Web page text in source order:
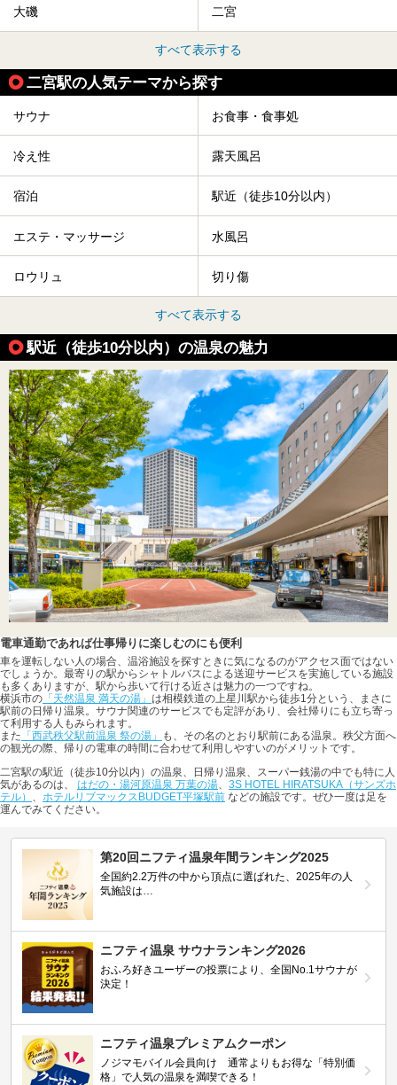
大磯 二宮
すべて表示する
二宮駅の人気テーマから探す
サウナ お食事・食事処
冷え性 露天風呂
宿泊 駅近（徒歩10分以内）
エステ・マッサージ 水風呂
ロウリュ 切り傷
すべて表示する
駅近（徒歩10分以内）の温泉の魅力
電車通勤であれば仕事帰りに楽しむのにも便利
車を運転しない人の場合、温浴施設を探すときに気になるのがアクセス面ではない
でしょうか。最寄りの駅からシャトルバスによる送迎サービスを実施している施設
も多くありますが、駅から歩いて行ける近さは魅力の一つですね。
横浜市の 「天然温泉 満天の湯」 は相模鉄道の上星川駅から徒歩1分という、まさに
駅前の日帰り温泉。サウナ関連のサービスでも定評があり、会社帰りにも立ち寄っ
て利用する人もみられます。
また 「西武秩父駅前温泉 祭の湯」
も、その名のとおり駅前にある温泉。秩父方面へ
の観光の際、帰りの電車の時間に合わせて利用しやすいのがメリットです。
二宮駅の駅近（徒歩10分以内）の温泉、日帰り温泉、スーパー銭湯の中でも特に人
気があるのは、 はだの・湯河原温泉 万葉の湯、 3S HOTEL HIRATSUKA（サンズホ
テル） 、 ホテルリブマックスBUDGET平塚駅前 などの施設です。ぜひ一度は足を
運んでみてください。
第20回ニフティ温泉年間ランキング2025
全国約2.2万件の中から頂点に選ばれた、2025年の人
気施設は…
ニフティ温泉 サウナランキング2026
おふろ好きユーザーの投票により、全国No.1サウナが
決定！
ニフティ温泉プレミアムクーポン
ノジマモバイル会員向け 通常よりもお得な「特別価
格」で人気の温泉を満喫できる！